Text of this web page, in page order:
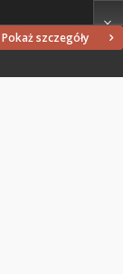
Pokaż szczegóły